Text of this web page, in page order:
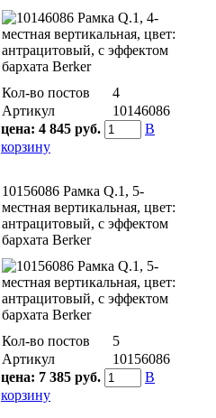
Кол-во постов
4
Артикул
10146086
цена: 4 845 руб.
В
корзину
10156086 Рамкa Q.1, 5-
местная вертикальная, цвет:
антрацитовый, с эффектом
бархата Berker
Кол-во постов
5
Артикул
10156086
цена: 7 385 руб.
В
корзину